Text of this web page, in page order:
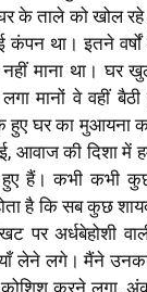
के ताले को खोल
था। इतने वर्षों
माना था। घर
लगा मानों वे वहीं
घर का मुआयना
की दिशा में
हुए हैं। कभी कभी
है कि सब कुछ शायद
पर अर्धबेहोशी
लेने लगे। मैंने
करने लगा,